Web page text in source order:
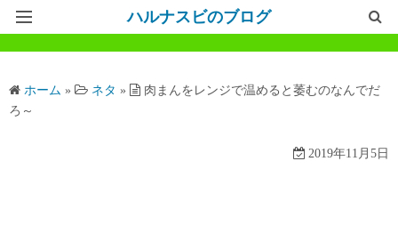
ハルナスビのブログ
記事一覧
ホームページ
ホーム » ネタ »
肉まんをレンジで温めると萎むのなんでだ
ろ～
2019年11月5日